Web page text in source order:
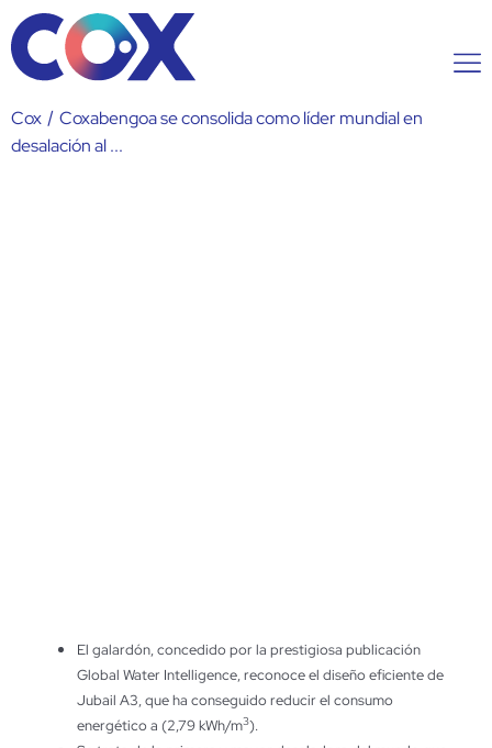
Cox / Coxabengoa se consolida como líder mundial en
desalación al ...
El galardón, concedido por la prestigiosa publicación
Global Water Intelligence, reconoce el diseño eficiente de
Jubail A3, que ha conseguido reducir el consumo
energético a (2,79 kWh/m3).